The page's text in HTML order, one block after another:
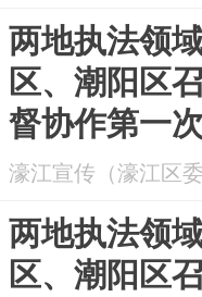
两地执法领域
区、潮阳区
督协作第一
式
濠江宣传（濠江区
两地执法领
区、潮阳区